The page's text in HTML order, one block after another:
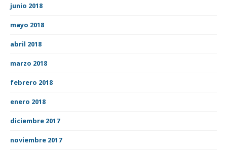
junio 2018
mayo 2018
abril 2018
marzo 2018
febrero 2018
enero 2018
diciembre 2017
noviembre 2017